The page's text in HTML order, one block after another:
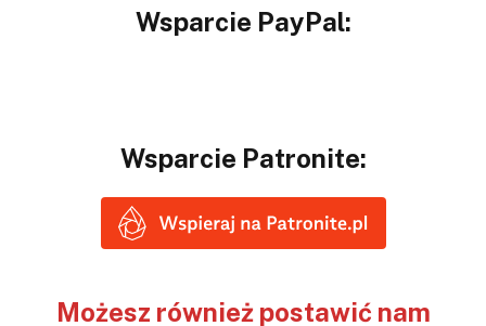
Wsparcie PayPal:
Wsparcie Patronite:
Możesz również postawić nam